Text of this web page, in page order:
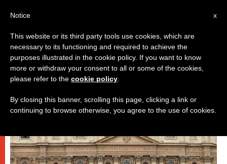
DICASTERI
x
Notice
This website or its third party tools use cookies, which are
necessary to its functioning and required to achieve the
purposes illustrated in the cookie policy. If you want to know
more or withdraw your consent to all or some of the cookies,
please refer to the cookie policy
By closing this banner, scrolling this page, clicking a link or
continuing to browse otherwise, you agree to the use of cookies.